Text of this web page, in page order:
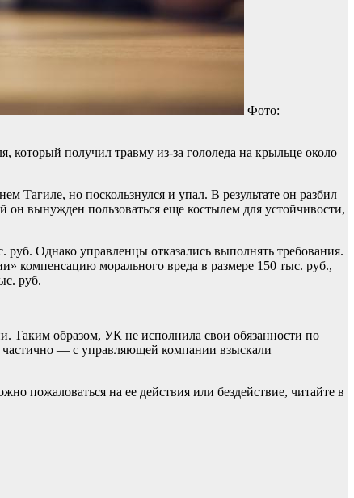
Фото:
получил травму из-за гололеда на крыльце около
Тагиле, но поскользнулся и упал. В результате он разбил
он вынужден пользоваться еще костылем для устойчивости,
Однако управленцы отказались выполнять требования.
компенсацию морального вреда в размере 150 тыс. руб.,
руб.
Таким образом, УК не исполнила свои обязанности по
— с управляющей компании взыскали
пожаловаться на ее действия или бездействие, читайте в